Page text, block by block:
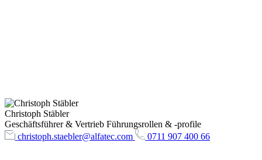
Christoph Stäbler
Geschäftsführer & Vertrieb Führungsrollen & -profile
christoph.staebler@alfatec.com
0711 907 400 66